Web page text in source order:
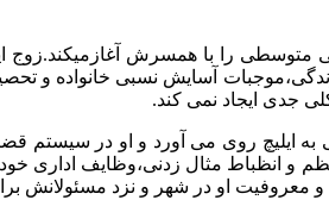
متوسطی را با همسرش آغازمیکند.زوج
آسایش نسبی خانواده و
جدی ایجاد نمی کند.
به ایلیچ روی می آورد و او در سیستم
و انظباط مثال زدنی،وظایف اداری
معروفیت او در شهر و نزد مسئولانش